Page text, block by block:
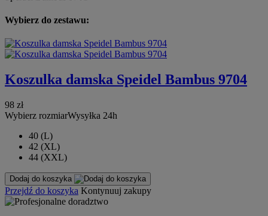
Wybierz do zestawu:
Koszulka damska Speidel Bambus 9704
98 zł
Wybierz rozmiarWysyłka 24h
40 (L)
42 (XL)
44 (XXL)
Dodaj do koszyka
Przejdź do koszyka Kontynuuj zakupy